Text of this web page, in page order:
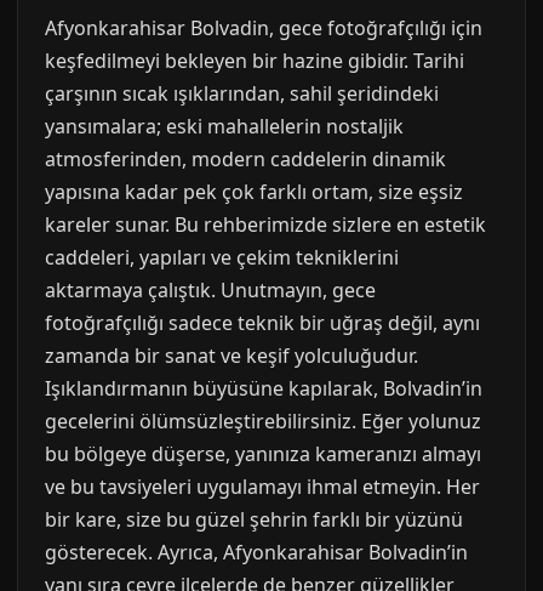
Afyonkarahisar Bolvadin, gece fotoğrafçılığı için
keşfedilmeyi bekleyen bir hazine gibidir. Tarihi
çarşının sıcak ışıklarından, sahil şeridindeki
yansımalara; eski mahallelerin nostaljik
atmosferinden, modern caddelerin dinamik
yapısına kadar pek çok farklı ortam, size eşsiz
kareler sunar. Bu rehberimizde sizlere en estetik
caddeleri, yapıları ve çekim tekniklerini
aktarmaya çalıştık. Unutmayın, gece
fotoğrafçılığı sadece teknik bir uğraş değil, aynı
zamanda bir sanat ve keşif yolculuğudur.
Işıklandırmanın büyüsüne kapılarak, Bolvadin’in
gecelerini ölümsüzleştirebilirsiniz. Eğer yolunuz
bu bölgeye düşerse, yanınıza kameranızı almayı
ve bu tavsiyeleri uygulamayı ihmal etmeyin. Her
bir kare, size bu güzel şehrin farklı bir yüzünü
gösterecek. Ayrıca, Afyonkarahisar Bolvadin’in
yanı sıra çevre ilçelerde de benzer güzellikler